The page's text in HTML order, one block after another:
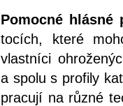
Pomocné
tocích, které
vlastníci
a spolu s profily
pracují na různé